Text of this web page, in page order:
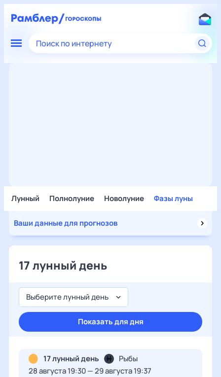
Поиск по интернету
Лунный Полнолуние Новолуние Фазы луны
Ваши данные для прогнозов
17 лунный день
Выберите лунный день
Показать для дня
17 лунный день
Рыбы
28 августа 19:30 — 29 августа 19:37